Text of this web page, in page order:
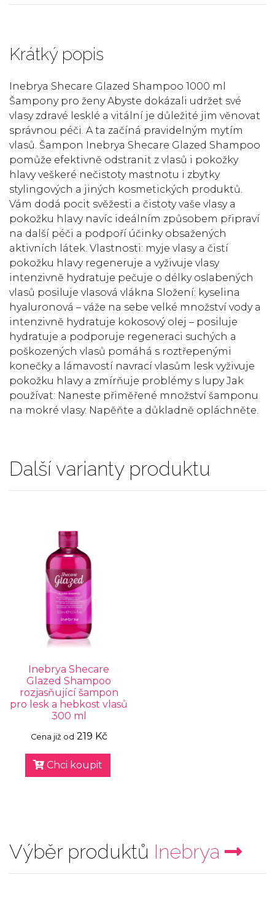
Krátký popis
Inebrya Shecare Glazed Shampoo 1000 ml
Šampony pro ženy Abyste dokázali udržet své
vlasy zdravé lesklé a vitální je důležité jim věnovat
správnou péči. A ta začíná pravidelným mytím
vlasů. Šampon Inebrya Shecare Glazed Shampoo
pomůže efektivně odstranit z vlasů i pokožky
hlavy veškeré nečistoty mastnotu i zbytky
stylingových a jiných kosmetických produktů.
Vám dodá pocit svěžesti a čistoty vaše vlasy a
pokožku hlavy navíc ideálním způsobem připraví
na další péči a podpoří účinky obsažených
aktivních látek. Vlastnosti: myje vlasy a čistí
pokožku hlavy regeneruje a vyživuje vlasy
intenzivně hydratuje pečuje o délky oslabených
vlasů posiluje vlasová vlákna Složení: kyselina
hyaluronová –⁠⁠⁠⁠⁠⁠ váže na sebe velké množství vody a
intenzivně hydratuje kokosový olej – posiluje
hydratuje a podporuje regeneraci suchých a
poškozených vlasů pomáhá s roztřepenými
konečky a lámavostí navrací vlasům lesk vyživuje
pokožku hlavy a zmírňuje problémy s lupy Jak
používat: Naneste přiměřené množství šamponu
na mokré vlasy. Napěňte a důkladně opláchněte.
Další varianty produktu
Inebrya Shecare
Glazed Shampoo
rozjasňující šampon
pro lesk a hebkost vlasů
300 ml
Cena již od 219 Kč
Chci koupit
Výběr produktů Inebrya